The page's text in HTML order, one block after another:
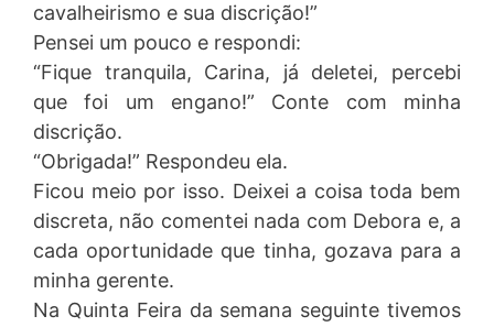
cavalheirismo e sua discrição!”
Pensei um pouco e respondi:
“Fique tranquila, Carina, já deletei, percebi
que foi um engano!” Conte com minha
discrição.
“Obrigada!” Respondeu ela.
Ficou meio por isso. Deixei a coisa toda bem
discreta, não comentei nada com Debora e, a
cada oportunidade que tinha, gozava para a
minha gerente.
Na Quinta Feira da semana seguinte tivemos